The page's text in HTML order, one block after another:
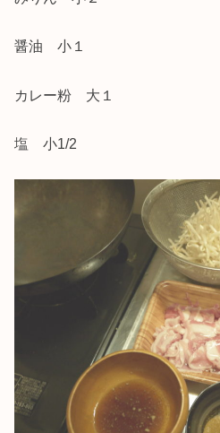
醤油 小１
カレー粉 大１
塩 小1/2